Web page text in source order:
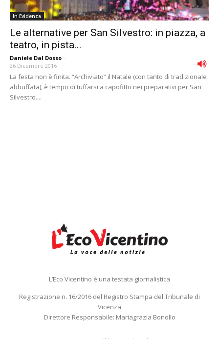
In Evidenza
Le alternative per San Silvestro: in piazza, a
teatro, in pista...
Daniele Dal Dosso -
26 Dicembre 2016
La festa non è finita. “Archiviato” il Natale (con tanto di tradizionale
abbuffata), è tempo di tuffarsi a capofitto nei preparativi per San
Silvestro....
L’Eco Vicentino è una testata giornalistica
Registrazione n. 16/2016 del Registro Stampa del Tribunale di
Vicenza
Direttore Responsabile: Mariagrazia Bonollo